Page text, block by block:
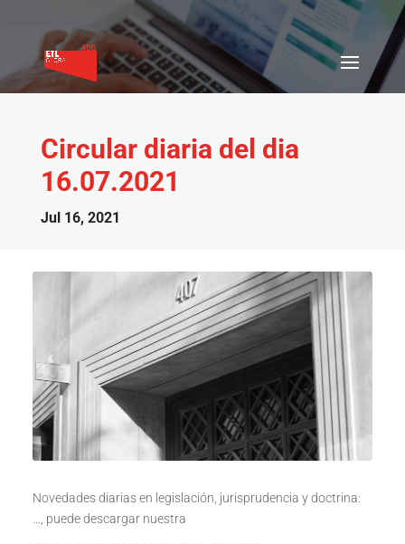
Circular diaria del dia
16.07.2021
Jul 16, 2021
Novedades diarias en legislación, jurisprudencia y doctrina:
…, puede descargar nuestra